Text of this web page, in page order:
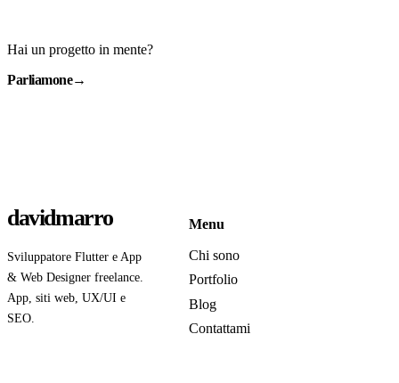
Hai un progetto in mente?
Parliamone→
davidmarro
Sviluppatore Flutter e App
& Web Designer freelance.
App, siti web, UX/UI e
SEO.
Menu
Chi sono
Portfolio
Blog
Contattami